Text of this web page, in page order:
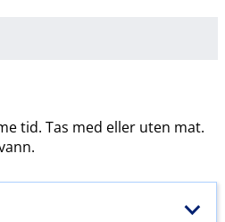
tid. Tas med eller uten mat.